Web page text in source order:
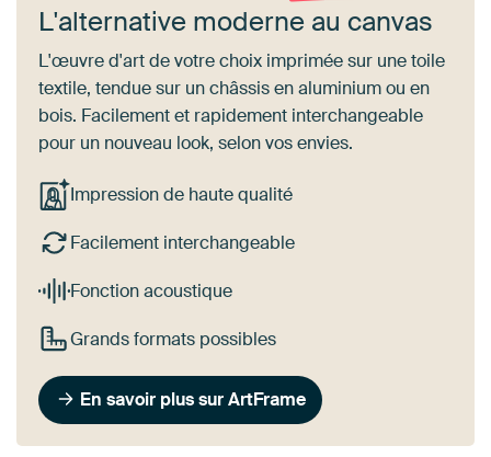
L'alternative moderne au canvas
L'œuvre d'art de votre choix imprimée sur une toile
textile, tendue sur un châssis en aluminium ou en
bois. Facilement et rapidement interchangeable
pour un nouveau look, selon vos envies.
Impression de haute qualité
Facilement interchangeable
Fonction acoustique
Grands formats possibles
En savoir plus sur ArtFrame